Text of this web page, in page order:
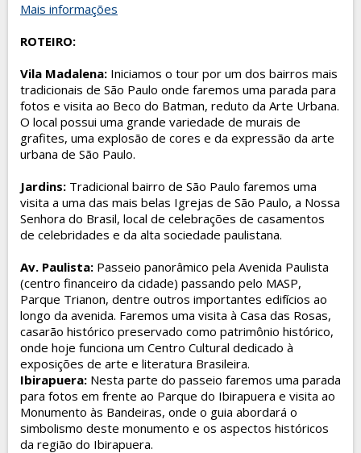
Mais informações
ROTEIRO:
Vila Madalena: Iniciamos o tour por um dos bairros mais
tradicionais de São Paulo onde faremos uma parada para
fotos e visita ao Beco do Batman, reduto da Arte Urbana.
O local possui uma grande variedade de murais de
grafites, uma explosão de cores e da expressão da arte
urbana de São Paulo.
Jardins: Tradicional bairro de São Paulo faremos uma
visita a uma das mais belas Igrejas de São Paulo, a Nossa
Senhora do Brasil, local de celebrações de casamentos
de celebridades e da alta sociedade paulistana.
Av. Paulista: Passeio panorâmico pela Avenida Paulista
(centro financeiro da cidade) passando pelo MASP,
Parque Trianon, dentre outros importantes edifícios ao
longo da avenida. Faremos uma visita à Casa das Rosas,
casarão histórico preservado como patrimônio histórico,
onde hoje funciona um Centro Cultural dedicado à
exposições de arte e literatura Brasileira.
Ibirapuera: Nesta parte do passeio faremos uma parada
para fotos em frente ao Parque do Ibirapuera e visita ao
Monumento às Bandeiras, onde o guia abordará o
simbolismo deste monumento e os aspectos históricos
da região do Ibirapuera.